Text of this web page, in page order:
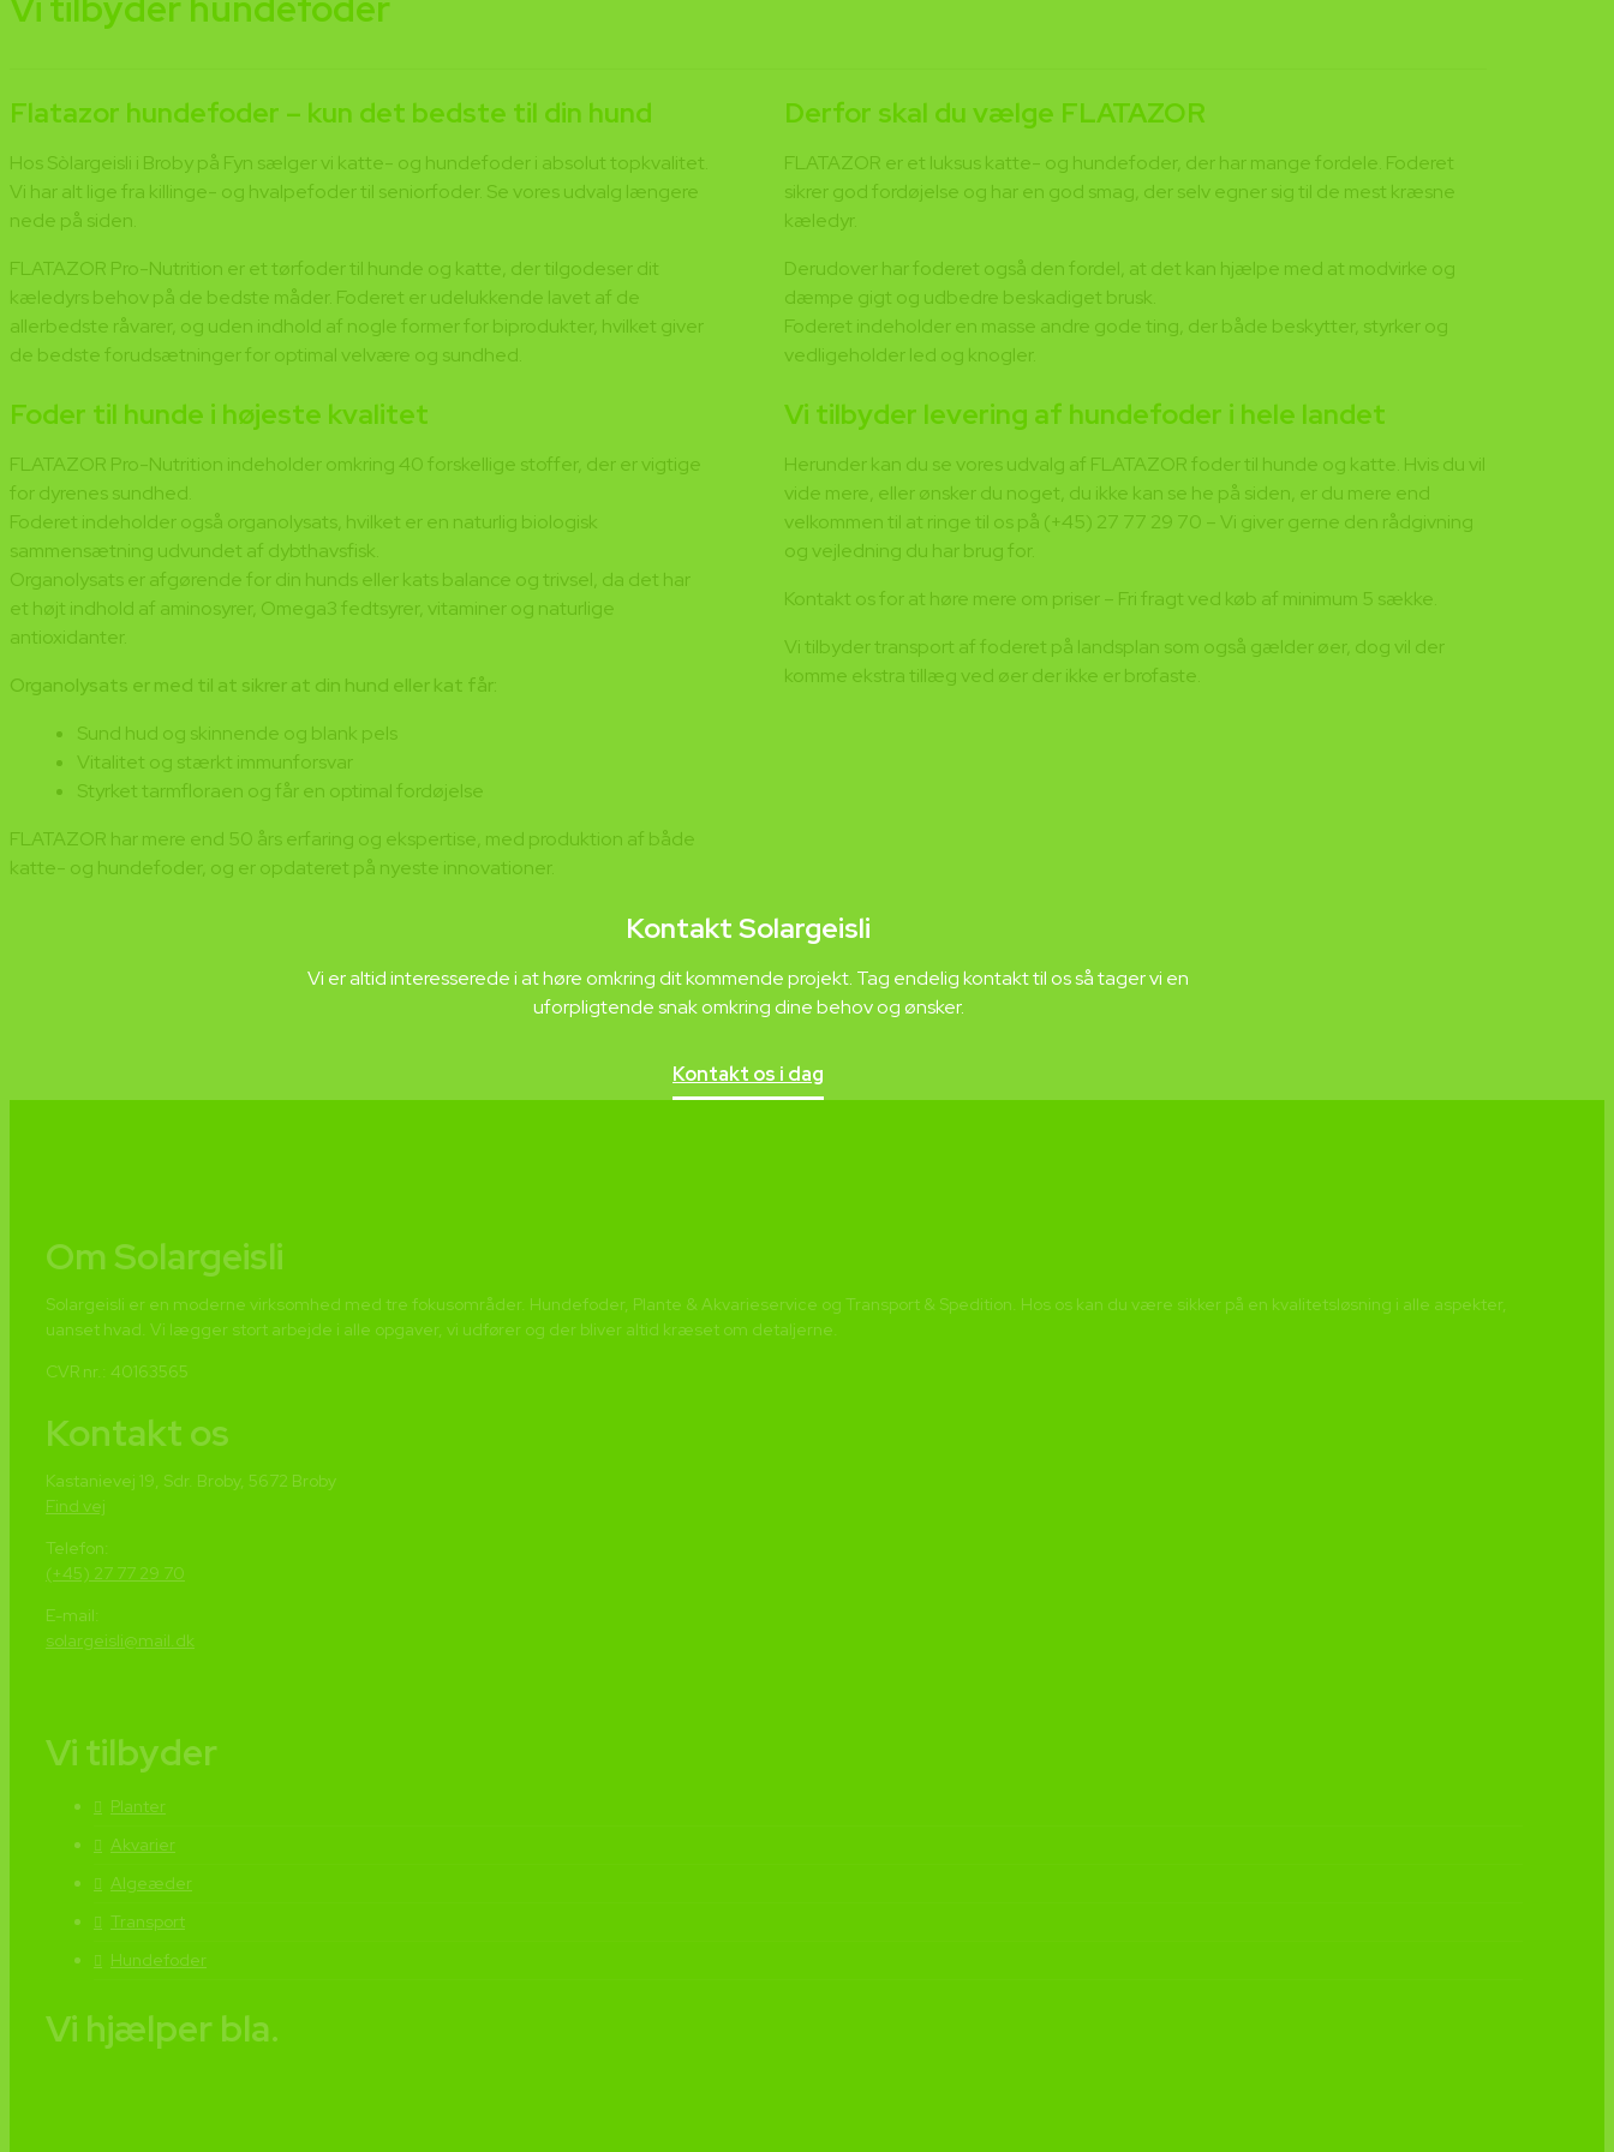
Flatazor hundefoder – kun det bedste til din hund
Hos Sòlargeisli i Broby på Fyn sælger vi katte- og hundefoder i absolut topkvalitet.
Vi har alt lige fra killinge- og hvalpefoder til seniorfoder. Se vores udvalg længere
nede på siden.
FLATAZOR Pro-Nutrition er et tørfoder til hunde og katte, der tilgodeser dit
kæledyrs behov på de bedste måder. Foderet er udelukkende lavet af de
allerbedste råvarer, og uden indhold af nogle former for biprodukter, hvilket giver
de bedste forudsætninger for optimal velvære og sundhed.
Foder til hunde i højeste kvalitet
FLATAZOR Pro-Nutrition indeholder omkring 40 forskellige stoffer, der er vigtige
for dyrenes sundhed.
Foderet indeholder også organolysats, hvilket er en naturlig biologisk
sammensætning udvundet af dybthavsfisk.
Organolysats er afgørende for din hunds eller kats balance og trivsel, da det har
et højt indhold af aminosyrer, Omega3 fedtsyrer, vitaminer og naturlige
antioxidanter.
Organolysats er med til at sikrer at din hund eller kat får:
Sund hud og skinnende og blank pels
Vitalitet og stærkt immunforsvar
Styrket tarmfloraen og får en optimal fordøjelse
FLATAZOR har mere end 50 års erfaring og ekspertise, med produktion af både
katte- og hundefoder, og er opdateret på nyeste innovationer.
Derfor skal du vælge FLATAZOR
FLATAZOR er et luksus katte- og hundefoder, der har mange fordele. Foderet
sikrer god fordøjelse og har en god smag, der selv egner sig til de mest kræsne
kæledyr.
Derudover har foderet også den fordel, at det kan hjælpe med at modvirke og
dæmpe gigt og udbedre beskadiget brusk.
Foderet indeholder en masse andre gode ting, der både beskytter, styrker og
vedligeholder led og knogler.
Vi tilbyder levering af hundefoder i hele landet
Herunder kan du se vores udvalg af FLATAZOR foder til hunde og katte. Hvis du vil
vide mere, eller ønsker du noget, du ikke kan se he på siden, er du mere end
velkommen til at ringe til os på (+45) 27 77 29 70 – Vi giver gerne den rådgivning
og vejledning du har brug for.
Kontakt os for at høre mere om priser – Fri fragt ved køb af minimum 5 sække.
Vi tilbyder transport af foderet på landsplan som også gælder øer, dog vil der
komme ekstra tillæg ved øer der ikke er brofaste.
Kontakt Solargeisli
Vi er altid interesserede i at høre omkring dit kommende projekt. Tag endelig kontakt til os så tager vi en
uforpligtende snak omkring dine behov og ønsker.
Kontakt os i dag
Om Solargeisli
Solargeisli er en moderne virksomhed med tre fokusområder. Hundefoder, Plante & Akvarieservice og Transport & Spedition. Hos os kan du være sikker på en kvalitetsløsning i alle aspekter,
uanset hvad. Vi lægger stort arbejde i alle opgaver, vi udfører og der bliver altid kræset om detaljerne.
CVR nr.: 40163565
Kontakt os
Kastanievej 19, Sdr. Broby, 5672 Broby
Find vej
Telefon:
(+45) 27 77 29 70
E-mail:
solargeisli@mail.dk
Vi tilbyder
Planter
Akvarier
Algeæder
Transport
Hundefoder
Vi hjælper bla.